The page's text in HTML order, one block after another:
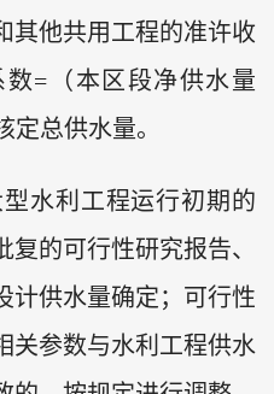
其他共用工程的准许收
=（本区段净供水量
定总供水量。
水利工程运行初期的
的可行性研究报告、
计供水量确定；可行性
关参数与水利工程供水